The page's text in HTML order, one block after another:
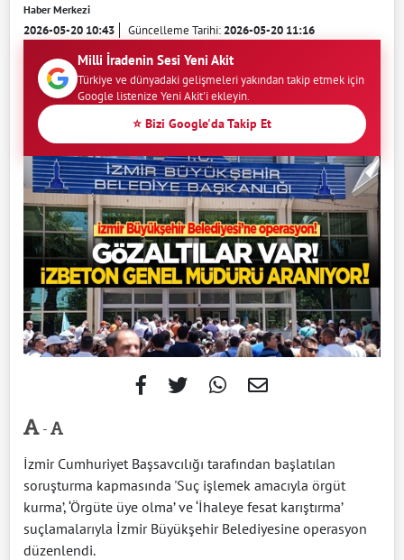
Haber Merkezi
2026-05-20 10:43 Güncelleme Tarihi:2026-05-20 11:16
Milli İradenin Sesi Yeni Akit
Türkiye ve dünyadaki gelişmeleri yakından takip etmek için
Google listenize Yeni Akit'i ekleyin.
⭐ Bizi Google'da Takip Et
-
İzmir Cumhuriyet Başsavcılığı tarafından başlatılan
soruşturma kapmasında 'Suç işlemek amacıyla örgüt
kurma’, ‘Örgüte üye olma’ ve ‘İhaleye fesat karıştırma’
suçlamalarıyla İzmir Büyükşehir Belediyesine operasyon
düzenlendi.